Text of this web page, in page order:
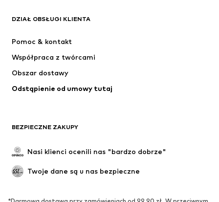
Next
ADIDAS PERFORMANCE
DZIAŁ OBSŁUGI KLIENTA
Pomoc & kontakt
Współpraca z twórcami
Obszar dostawy
Odstąpienie od umowy tutaj
BEZPIECZNE ZAKUPY
Nasi klienci ocenili nas "bardzo dobrze"
Twoje dane są u nas bezpieczne